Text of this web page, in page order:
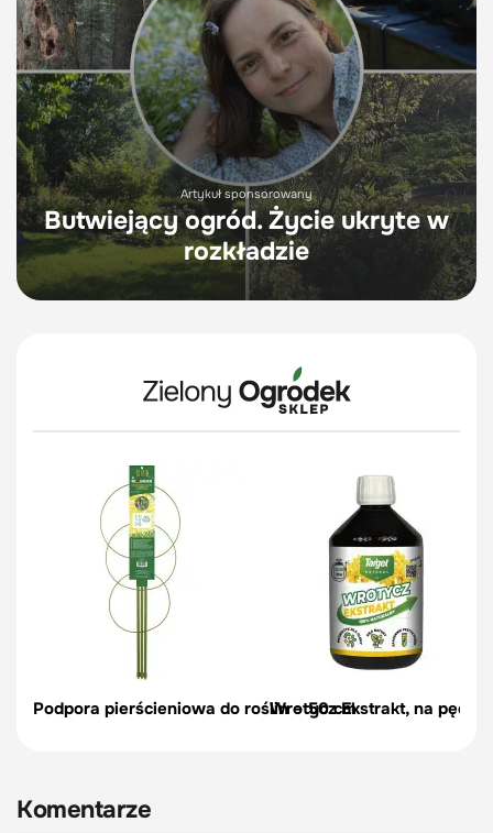
Artykuł sponsorowany
Butwiejący ogród. Życie ukryte w
rozkładzie
Podpora pierścieniowa do roślin – 50 cm
Wrotycz Ekstrakt, na
Komentarze